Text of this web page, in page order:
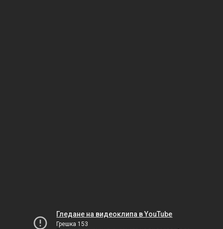
Гледане на видеоклипа в YouTube
Грешка 153